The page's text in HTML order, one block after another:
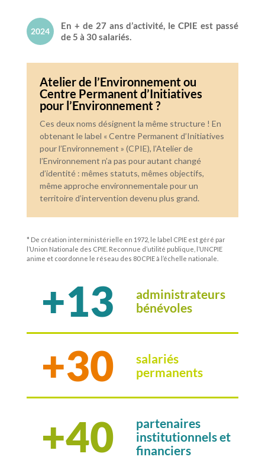
2024
En + de 27 ans d’activité, le CPIE est passé
de 5 à 30 salariés.
Atelier de l’Environnement ou
Centre Permanent d’Initiatives
pour l’Environnement ?
Ces deux noms désignent la même structure ! En
obtenant le label « Centre Permanent d’Initiatives
pour l’Environnement » (CPIE), l’Atelier de
l’Environnement n’a pas pour autant changé
d’identité : mêmes statuts, mêmes objectifs,
même approche environnementale pour un
territoire d’intervention devenu plus grand.
* De création interministérielle en 1972, le label CPIE est géré par
l’Union Nationale des CPIE. Reconnue d’utilité publique, l’UNCPIE
anime et coordonne le réseau des 80 CPIE à l’échelle nationale.
+13
administrateurs
bénévoles
+30
salariés
permanents
+40
partenaires
institutionnels et
financiers